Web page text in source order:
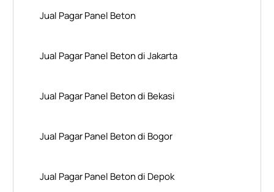
Jual Pagar Panel Beton
Jual Pagar Panel Beton di Jakarta
Jual Pagar Panel Beton di Bekasi
Jual Pagar Panel Beton di Bogor
Jual Pagar Panel Beton di Depok